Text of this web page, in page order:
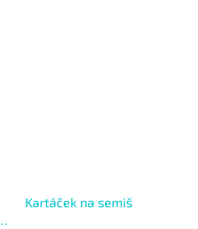
Kartáček na semiš